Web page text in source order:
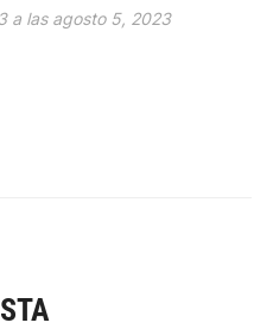
a las agosto 5, 2023